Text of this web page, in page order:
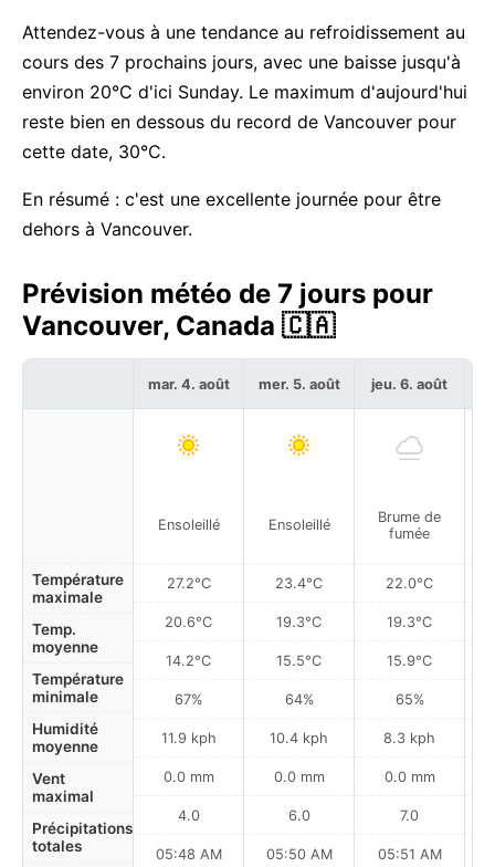
Attendez-vous à une tendance au refroidissement au
cours des 7 prochains jours, avec une baisse jusqu'à
environ 20°C d'ici Sunday. Le maximum d'aujourd'hui
reste bien en dessous du record de Vancouver pour
cette date, 30°C.
En résumé : c'est une excellente journée pour être
dehors à Vancouver.
Prévision météo de 7 jours pour
Vancouver, Canada 🇨🇦
Température
maximale
Temp.
moyenne
Température
minimale
Humidité
moyenne
Vent
maximal
Précipitations
totales
mar. 4. août
Ensoleillé
27.2°C
20.6°C
14.2°C
67%
11.9 kph
0.0 mm
4.0
05:48 AM
mer. 5. août
Ensoleillé
23.4°C
19.3°C
15.5°C
64%
10.4 kph
0.0 mm
6.0
05:50 AM
jeu. 6. août
Brume de
fumée
22.0°C
19.3°C
15.9°C
65%
8.3 kph
0.0 mm
7.0
05:51 AM